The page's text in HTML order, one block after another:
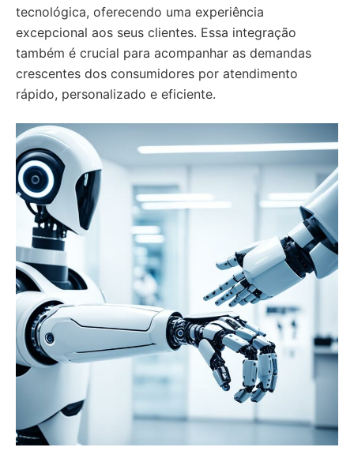
tecnológica, oferecendo uma experiência
excepcional aos seus clientes. Essa integração
também é crucial para acompanhar as demandas
crescentes dos consumidores por atendimento
rápido, personalizado e eficiente.